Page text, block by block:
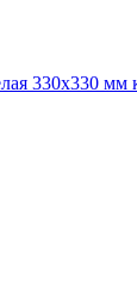
330х330 мм